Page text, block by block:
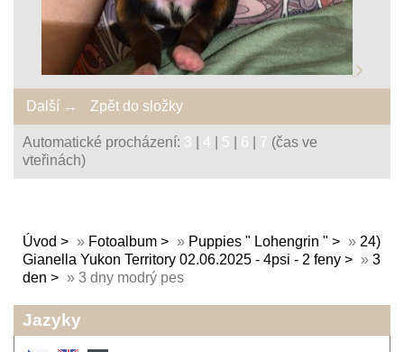
Další → Zpět do složky
Automatické procházení: 3 4 5 6 7 (čas ve
vteřinách)
Úvod » Fotoalbum » Puppies " Lohengrin " » 24)
Gianella Yukon Territory 02.06.2025 - 4psi - 2 feny
» 3
den
» 3 dny modrý pes
Jazyky